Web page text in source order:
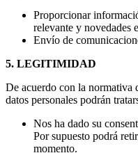
Proporcionar
relevante y novedades
Envío de
5. LEGITIMIDAD
De acuerdo con la normativa
datos personales podrán
Nos ha dado su
Por supuesto podrá
momento.